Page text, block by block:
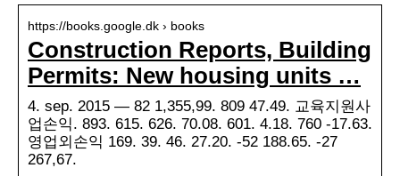
https://books.google.dk › books
Construction Reports, Building
Permits: New housing units …
4. sep. 2015 — 82 1,355,99. 809 47.49. 교육지원사
업손익. 893. 615. 626. 70.08. 601. 4.18. 760 -17.63.
영업외손익 169. 39. 46. 27.20. -52 188.65. -27
267,67.